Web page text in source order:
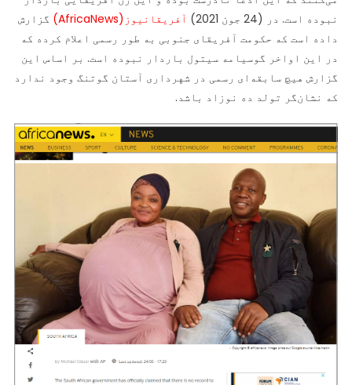
نبوده است. در (24 جون 2021)
آفریقانیوز(AfricaNews)
گزارش
داده است که حکومت آفریقای جنوبی به طور رسمی اعلام کرده که
در این اواخر گوسیامه سیتول باردار نبوده است. بر اساس این
گزارش هیچ سابقه‌ای رسمی در شهرداری آستان گوتنگ وجود ندارد
که نشان‌گر تولد ده نوزاد باشد.